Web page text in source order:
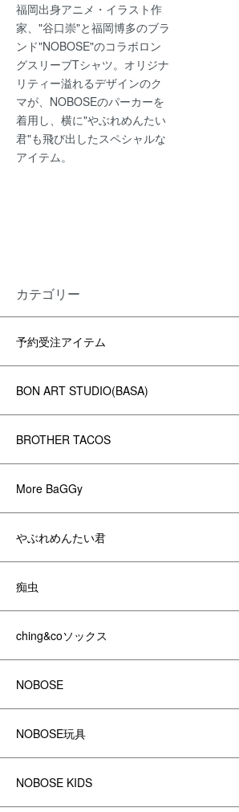
福岡出身アニメ・イラスト作
家、"谷口崇"と福岡博多のブラ
ンド"NOBOSE"のコラボロン
グスリーブTシャツ。オリジナ
リティー溢れるデザインのク
マが、NOBOSEのパーカーを
着用し、横に"やぶれめんたい
君"も飛び出したスペシャルな
アイテム。
カテゴリー
予約受注アイテム
BON ART STUDIO(BASA)
BROTHER TACOS
More BaGGy
やぶれめんたい君
痴虫
ching&coソックス
NOBOSE
NOBOSE玩具
NOBOSE KIDS